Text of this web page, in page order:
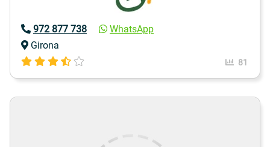
972 877 738
WhatsApp
Girona
81